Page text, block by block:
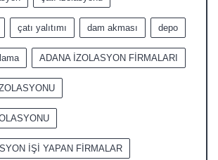
çatı yalıtımı dam akması depo
ADANA İZOLASYON FİRMALARI
İŞİ YAPAN FİRMALAR